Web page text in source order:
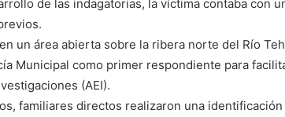
de las indagatorias, la víctima contaba con
un área abierta sobre la ribera norte del Río
Municipal como primer respondiente para
(AEI).
familiares directos realizaron una